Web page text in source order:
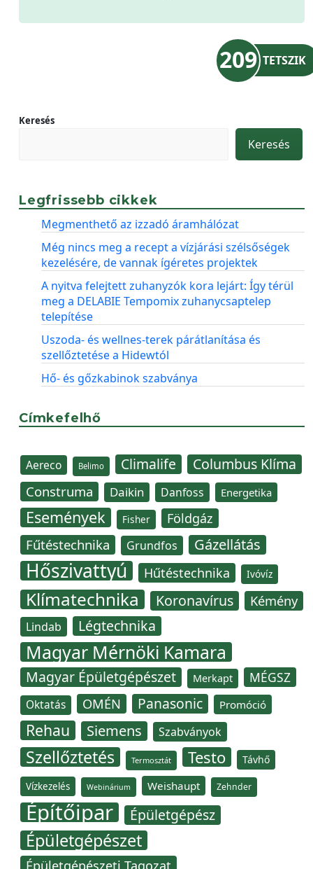
209 TETSZIK
Keresés
Keresés
Legfrissebb cikkek
Megmenthető az izzadó áramhálózat
Még nincs meg a recept a vízjárási szélsőségek
kezelésére, de vannak ígéretes projektek
A nyitva felejtett zuhanyzók kora lejárt: Így térül
meg a DELABIE Tempomix zuhanycsaptelep
telepítése
Uszoda- és wellnes-terek párátlanítása és
szellőztetése a Hidewtól
Hő- és gőzkabinok szabványa
Címkefelhő
Aereco Belimo Climalife Columbus Klíma
Construma Daikin Danfoss Energetika
Események Fisher Földgáz
Fűtéstechnika Grundfos Gázellátás
Hőszivattyú Hűtéstechnika Ivóvíz
Klímatechnika Koronavírus Kémény
Lindab Légtechnika
Magyar Mérnöki Kamara
Magyar Épületgépészet Merkapt MÉGSZ
Oktatás OMÉN Panasonic Promóció
Rehau Siemens Szabványok
Szellőztetés Termosztát Testo Távhő
Vízkezelés Webinárium Weishaupt Zehnder
Építőipar Épületgépész
Épületgépészet